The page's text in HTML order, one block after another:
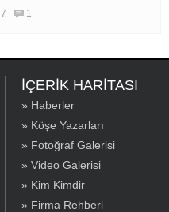
1
İÇERİK HARİTASI
» Haberler
» Köşe Yazarları
» Fotoğraf Galerisi
» Video Galerisi
» Kim Kimdir
» Firma Rehberi